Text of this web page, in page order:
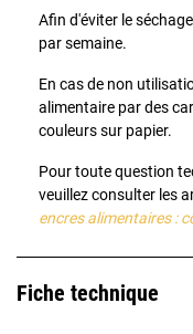
Afin d'éviter le
par semaine.
En cas de non
alimentaire par des
couleurs sur papier.
Pour toute question
veuillez consulter les
encres alimentaires :
Fiche technique